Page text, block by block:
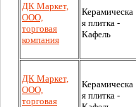
ДК Маркет,
ООО,
торговая
компания
Керамическа
я плитка -
Кафель
ДК Маркет,
ООО,
торговая
Керамическа
я плитка -